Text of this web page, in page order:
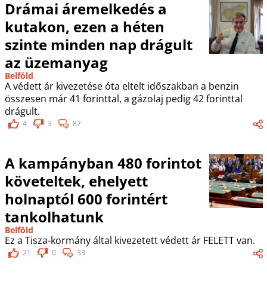
Drámai áremelkedés a
kutakon, ezen a héten
szinte minden nap drágult
az üzemanyag
Belföld
A védett ár kivezetése óta eltelt időszakban a benzin
összesen már 41 forinttal, a gázolaj pedig 42 forinttal
drágult.
4 3 87
A kampányban 480 forintot
követeltek, ehelyett
holnaptól 600 forintért
tankolhatunk
Belföld
Ez a Tisza-kormány által kivezetett védett ár FELETT van.
21 0 33